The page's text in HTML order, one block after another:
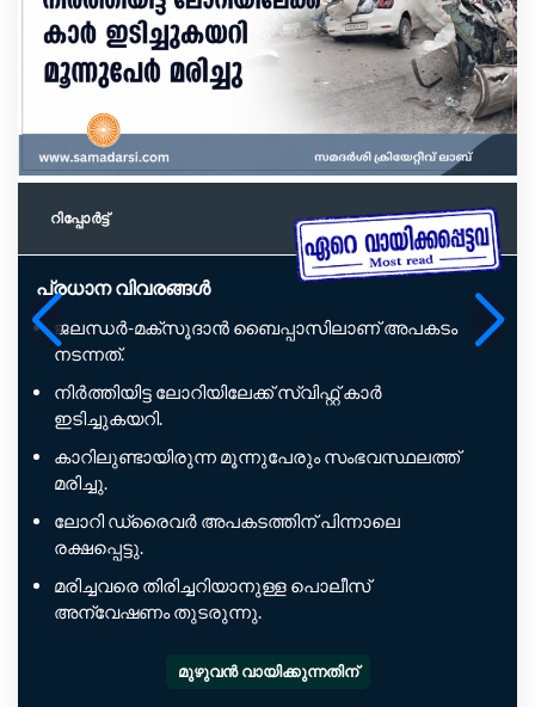
റിപ്പോര്‍ട്ട്
പ്രധാന വിവരങ്ങൾ
ജലന്ധർ-മക്സൂദാൻ ബൈപ്പാസിലാണ് അപകടം
നടന്നത്.
നിർത്തിയിട്ട ലോറിയിലേക്ക് സ്വിഫ്റ്റ് കാർ
ഇടിച്ചുകയറി.
കാറിലുണ്ടായിരുന്ന മൂന്നുപേരും സംഭവസ്ഥലത്ത്
മരിച്ചു.
ലോറി ഡ്രൈവർ അപകടത്തിന് പിന്നാലെ
രക്ഷപ്പെട്ടു.
മരിച്ചവരെ തിരിച്ചറിയാനുള്ള പൊലീസ്
അന്വേഷണം തുടരുന്നു.
മുഴുവൻ വായിക്കുന്നതിന്